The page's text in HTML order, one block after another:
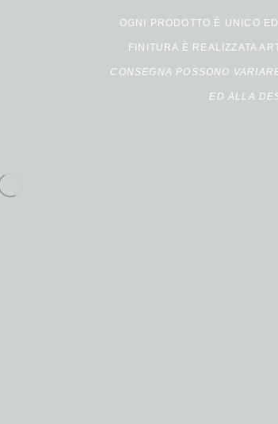
OGNI PRODOTTO È UNICO
FINITURA È REALIZZATA
CONSEGNA POSSONO
ED ALLA